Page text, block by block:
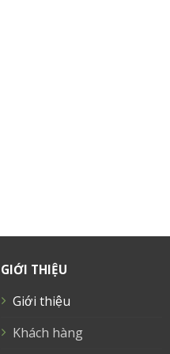
GIỚI THIỆU
Giới thiệu
Khách hàng